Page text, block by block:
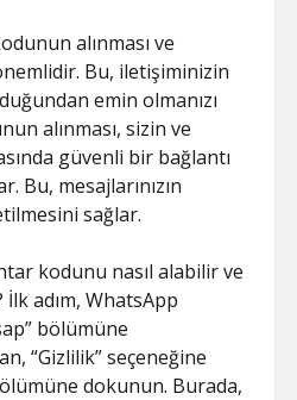
alınması ve
Bu, iletişiminizin
emin olmanızı
alınması, sizin ve
güvenli bir bağlantı
Bu, mesajlarınızın
sağlar.
kodunu nasıl alabilir ve
adım, WhatsApp
bölümüne
“Gizlilik” seçeneğine
dokunun. Burada,